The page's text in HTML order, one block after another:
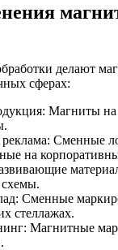
делают
сферах:
Магниты на
Сменные
на
схемы.
Сменные
стеллажах.
Магнитные